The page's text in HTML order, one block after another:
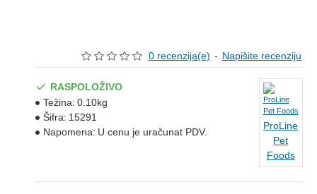
0 recenzija(e) - Napišite recenziju
RASPOLOŽIVO
Težina: 0.10kg
Šifra: 15291
Napomena: U cenu je uračunat PDV.
ProLine
Pet
Foods